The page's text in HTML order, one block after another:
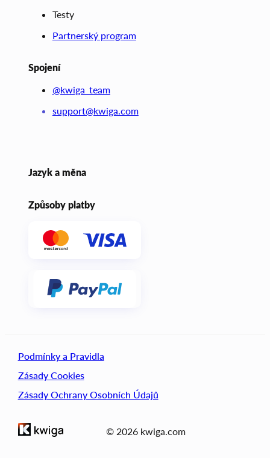
Testy
Partnerský program
Spojení
@kwiga_team
support@kwiga.com
Jazyk a měna
Způsoby platby
© 2026 kwiga.com
Podmínky a Pravidla
Zásady Cookies
Zásady Ochrany Osobních Údajů